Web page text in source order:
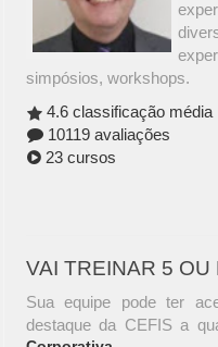
simpósios, workshops.
4.6 classificação média
10119 avaliações
23 cursos
VAI TREINAR 5
Sua equipe pode ter
destaque da CEFIS a